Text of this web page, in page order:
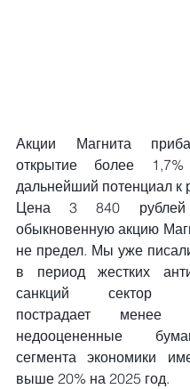
Акции Магнита
открытие более
дальнейший потенциал к
Цена 3 840
обыкновенную акцию
не предел. Мы уже
в период жестких
санкций сектор
пострадает
недооцененные
сегмента экономики
выше 20% на 2025 год.